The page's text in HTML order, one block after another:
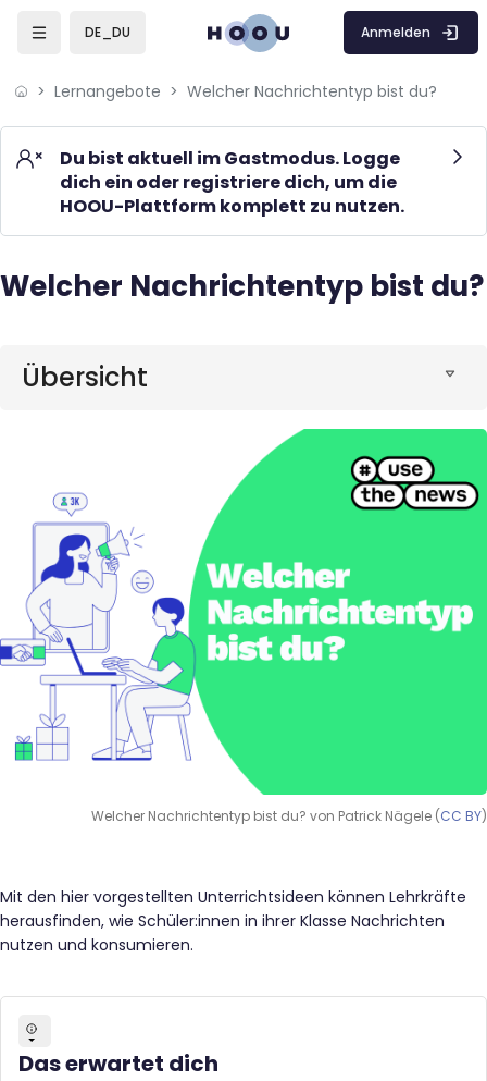
Skip to sidebar navigation menu
Skip to mobile navigation menu
DE_DU Anmelden
Lernangebote Welcher Nachrichtentyp bist du?
Du bist aktuell im Gastmodus. Logge
dich ein oder registriere dich, um die
HOOU-Plattform komplett zu nutzen.
Blöcke
Welcher Nachrichtentyp bist du?
Blöcke
Übersicht
Welcher Nachrichtentyp bist du? von Patrick Nägele (CC BY)
Mit den hier vorgestellten Unterrichtsideen können Lehrkräfte
herausfinden, wie Schüler:innen in ihrer Klasse Nachrichten
nutzen und konsumieren.
Das erwartet dich